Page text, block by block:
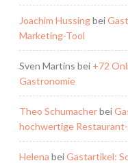
Joachim Hussingbei
Marketing-Tool
Sven Martins bei +72
Gastronomie
Theo Schumacherbei
hochwertige
Helena beiGastartikel: